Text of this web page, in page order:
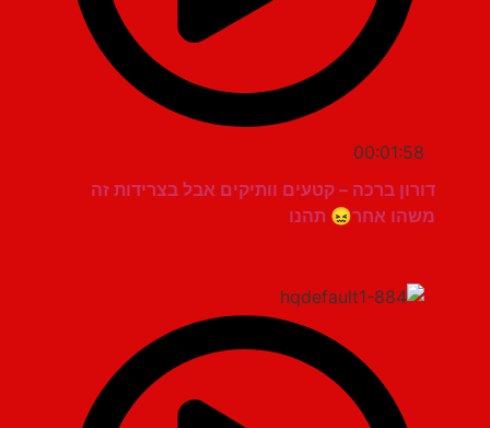
00:01:58
דורון ברכה – קטעים וותיקים אבל בצרידות זה
משהו אחר😖 תהנו